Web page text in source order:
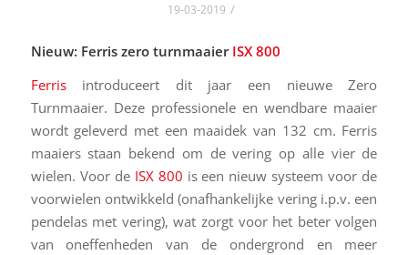
19-03-2019 /
Nieuw: Ferris zero turnmaaier ISX 800
Ferrisintroduceert dit jaar een nieuwe Zero
Turnmaaier. Deze professionele en wendbare maaier
wordt geleverd met een maaidek van 132 cm. Ferris
maaiers staan bekend om de vering op alle vier de
wielen. Voor de ISX 800 is een nieuw systeem voor de
voorwielen ontwikkeld (onafhankelijke vering i.p.v. een
pendelas met vering), wat zorgt voor het beter volgen
van oneffenheden van de ondergrond en meer